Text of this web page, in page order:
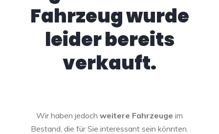
Fahrzeug wurde
leider bereits
verkauft.
Wir haben jedoch weitere Fahrzeuge im
Bestand, die für Sie interessant sein könnten.